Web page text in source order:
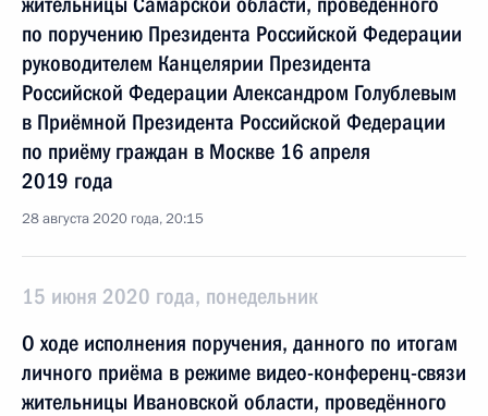
по поручению Президента Российской Федерации
руководителем Канцелярии Президента
Российской Федерации Александром Голублевым
в Приёмной Президента Российской Федерации
по приёму граждан в Москве 16 апреля
2019 года
28 августа 2020 года, 20:15
15 июня 2020 года, понедельник
О ходе исполнения поручения, данного по итогам
личного приёма в режиме видео-конференц-связи
жительницы Ивановской области, проведённого